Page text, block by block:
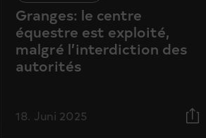
Granges: le centre
équestre est exploité,
malgré l’interdiction des
autorités
18. Juni 2025